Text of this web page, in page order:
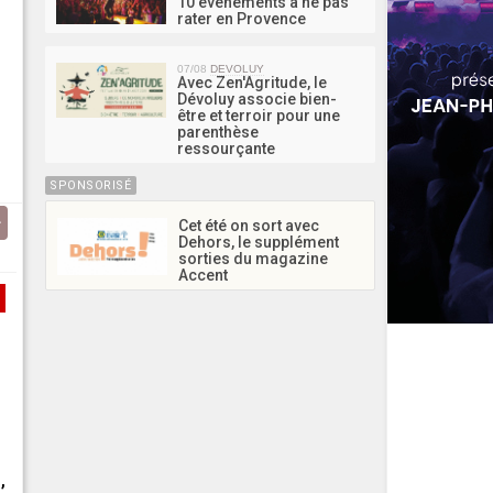
rater en Provence
07/08 DEVOLUY
Avec Zen'Agritude, le
Dévoluy associe bien-
être et terroir pour une
parenthèse
ressourçante
SPONSORISÉ
Cet été on sort avec
Dehors, le supplément
sorties du magazine
Accent